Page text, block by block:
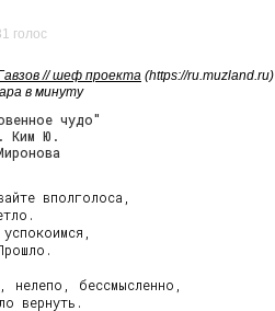
голос
// шеф проекта (https://ru.muzland.ru)
в минуту
чудо"
Ким Ю.
вполголоса,
нелепо, бессмысленно,
вернуть.